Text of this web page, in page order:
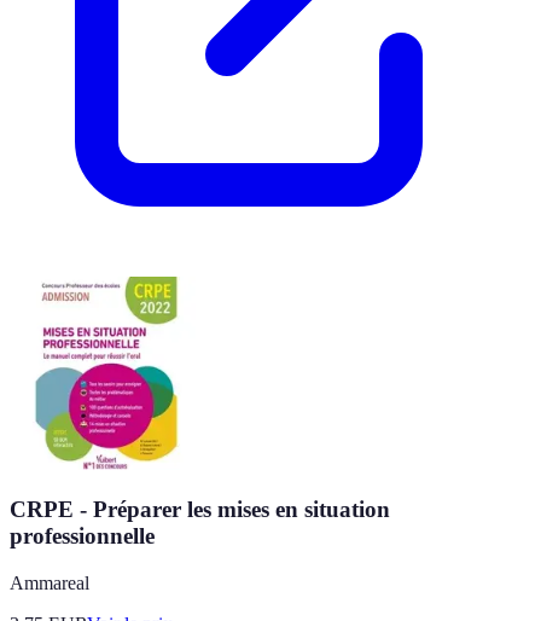
CRPE - Préparer les mises en situation
professionnelle
Ammareal